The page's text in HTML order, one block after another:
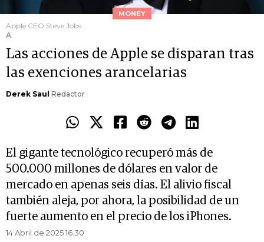
MONEY
Apple CEO Steve Jobs
A
Las acciones de Apple se disparan tras
las exenciones arancelarias
Derek Saul Redactor
El gigante tecnológico recuperó más de
500.000 millones de dólares en valor de
mercado en apenas seis días. El alivio fiscal
también aleja, por ahora, la posibilidad de un
fuerte aumento en el precio de los iPhones.
14 Abril de 2025 16.30